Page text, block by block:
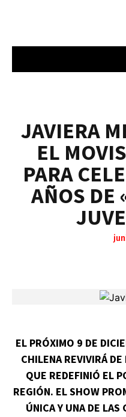
JAVIERA
EL
PARA
AÑOS DE
EL PRÓXIMO 9 DE
CHILENA REVIVIRÁ
QUE REDEFINIÓ EL
REGIÓN. EL SHOW
ÚNICA Y UNA DE LAS